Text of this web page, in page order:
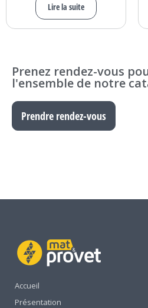
Lire la suite
Prenez rendez-vous
l'ensemble de notre
Prendre rendez-vous
Accueil
Présentation